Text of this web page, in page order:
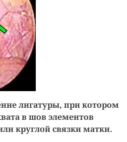
лигатуры, при котором
в шов элементов
круглой связки матки.